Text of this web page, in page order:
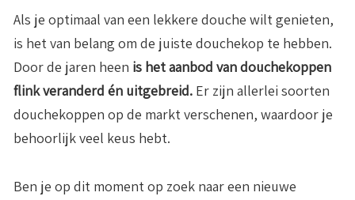
Als je optimaal van een lekkere douche wilt genieten,
is het van belang om de juiste douchekop te hebben.
Door de jaren heen is het aanbod van douchekoppen
flink veranderd én uitgebreid. Er zijn allerlei soorten
douchekoppen op de markt verschenen, waardoor je
behoorlijk veel keus hebt.
Ben je op dit moment op zoek naar een nieuwe